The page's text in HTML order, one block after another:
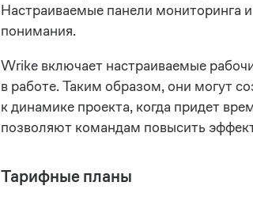
Настраиваемые панели мониторинга
понимания.
Wrike включает настраиваемые
в работе. Таким образом, они могут
к динамике проекта, когда придет
позволяют командам повысить
Тарифные планы